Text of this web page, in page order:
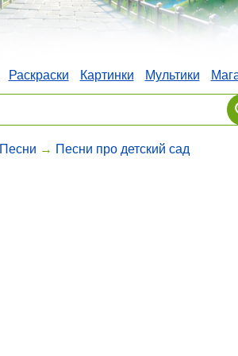
Раскраски Картинки Мультики
Песни → Песни про детский сад